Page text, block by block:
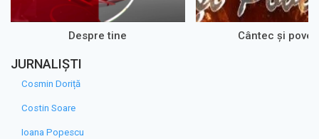
Despre tine Cântec și
JURNALIȘTI
Cosmin Doriță
Costin Soare
Ioana Popescu